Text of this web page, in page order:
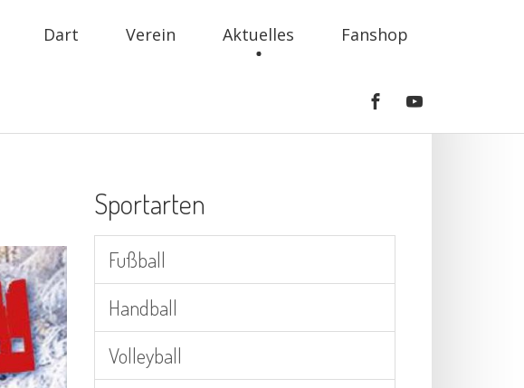
Dart Verein Aktuelles Fanshop
Sportarten
Fußball
Handball
Volleyball